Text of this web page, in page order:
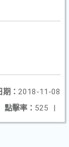
： 2018-11-08
點擊率： 525 |